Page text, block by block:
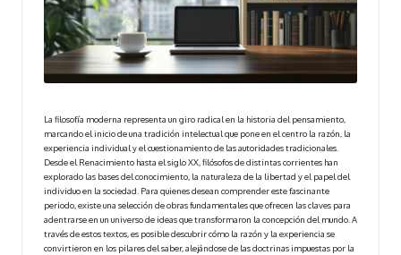
La filosofía moderna representa un giro radical en la historia del pensamiento,
marcando el inicio de una tradición intelectual que pone en el centro la razón, la
experiencia individual y el cuestionamiento de las autoridades tradicionales.
Desde el Renacimiento hasta el siglo XX, filósofos de distintas corrientes han
explorado las bases del conocimiento, la naturaleza de la libertad y el papel del
individuo en la sociedad. Para quienes desean comprender este fascinante
periodo, existe una selección de obras fundamentales que ofrecen las claves para
adentrarse en un universo de ideas que transformaron la concepción del mundo. A
través de estos textos, es posible descubrir cómo la razón y la experiencia se
convirtieron en los pilares del saber, alejándose de las doctrinas impuestas por la